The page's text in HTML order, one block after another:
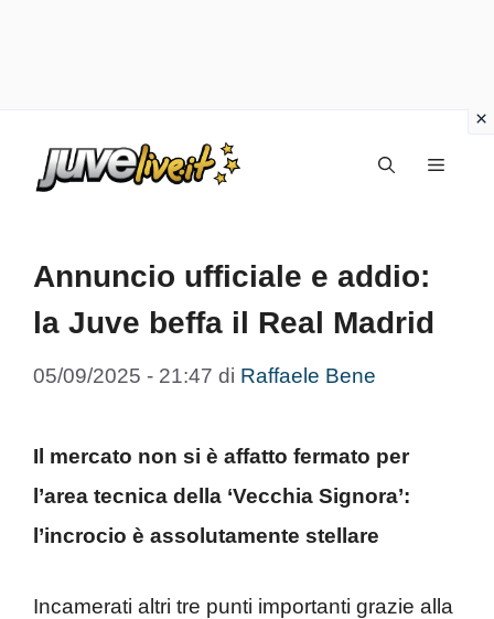
Menu
Annuncio ufficiale e addio:
la Juve beffa il Real Madrid
05/09/2025 - 21:47 di Raffaele Bene
Il mercato non si è affatto fermato per
l’area tecnica della ‘Vecchia Signora’:
l’incrocio è assolutamente stellare
Incamerati altri tre punti importanti grazie alla